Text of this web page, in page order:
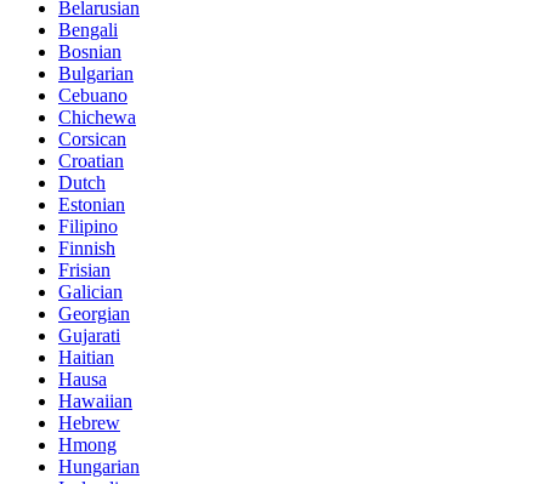
Belarusian
Bengali
Bosnian
Bulgarian
Cebuano
Chichewa
Corsican
Croatian
Dutch
Estonian
Filipino
Finnish
Frisian
Galician
Georgian
Gujarati
Haitian
Hausa
Hawaiian
Hebrew
Hmong
Hungarian